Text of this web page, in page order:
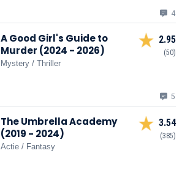
4
A Good Girl's Guide to
Murder (2024 - 2026)
Mystery / Thriller
2.95
(50)
5
The Umbrella Academy
(2019 - 2024)
Actie / Fantasy
3.54
(385)